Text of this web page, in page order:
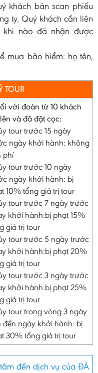
khách bản scan phiếu
ty. Quý khách cần liên
nào đã nhận được
mua bảo hiểm: họ tên,
TOUR
với đoàn từ 10 khách
và đã đặt cọc:
tour trước 15 ngày
ngày khởi hành: không
phí
tour trước 10 ngày
ngày khởi hành: bị
10% tổng giá trị tour
tour trước 7 ngày trước
khởi hành:bị phạt 15%
giá trị tour
tour trước 5 ngày trước
khởi hành:bị phạt 20%
giá trị tour
tour trước 3 ngày trước
khởi hành:bị phạt 25%
giá trị tour
tour trong vòng 3 ngày
đến ngày khởi hành: bị
30% tổng giá trị tour
đến dịch vụ của ĐÀ